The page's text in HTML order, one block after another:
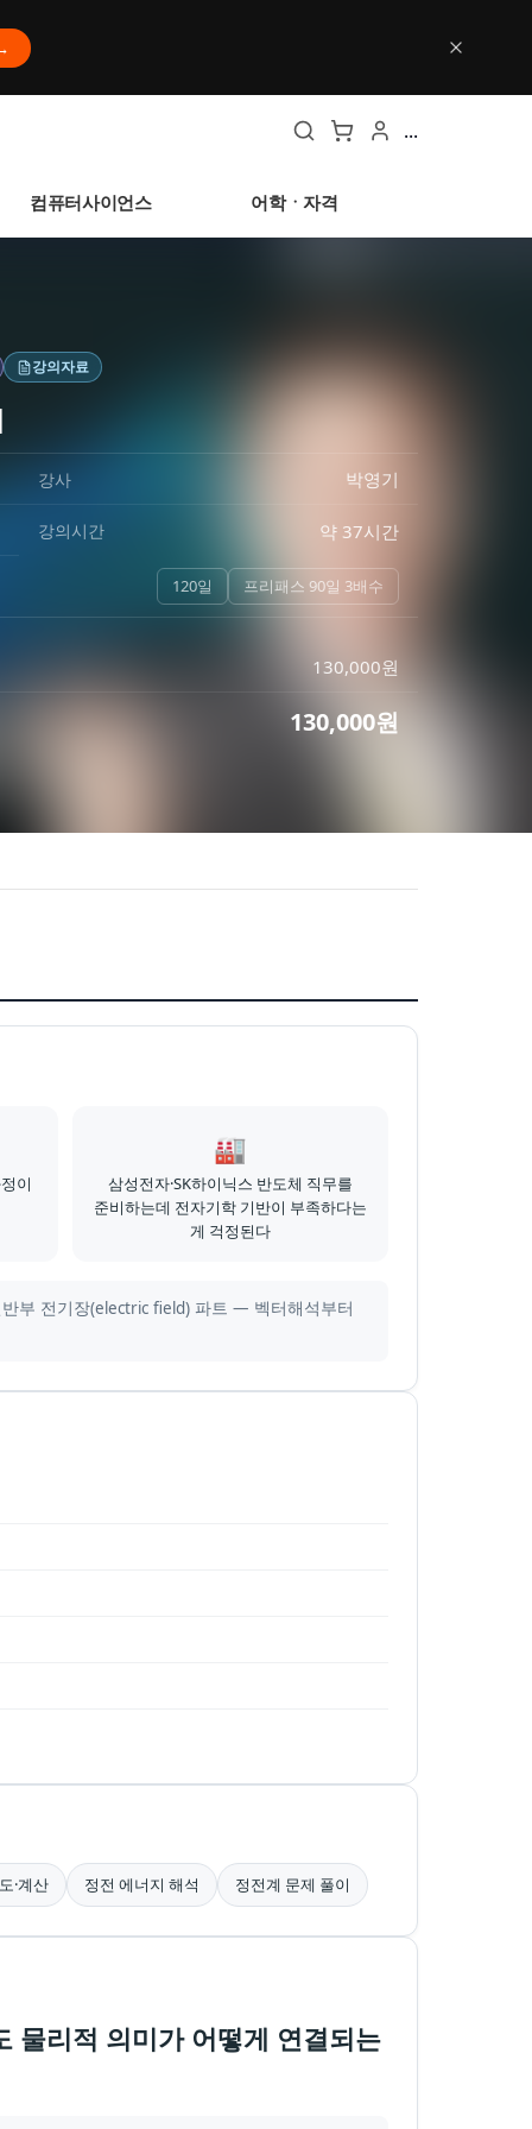
...
컴퓨터사이언스 어학ㆍ자격
강의자료
강사 박영기
강의시간 약 37시간
120일 프리패스 90일 3배수
130,000원
130,000원
이
🏭
삼성전자·SK하이닉스 반도체 직무를
준비하는데 전자기학 기반이 부족하다는
게 걱정된다
부 전기장(electric field) 파트 — 벡터해석부터
·계산 정전 에너지 해석 정전계 문제 풀이
물리적 의미가 어떻게 연결되는